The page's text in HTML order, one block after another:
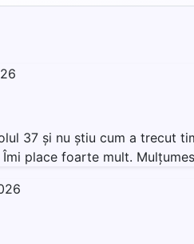
37 și nu știu cum a trecut
place foarte mult.